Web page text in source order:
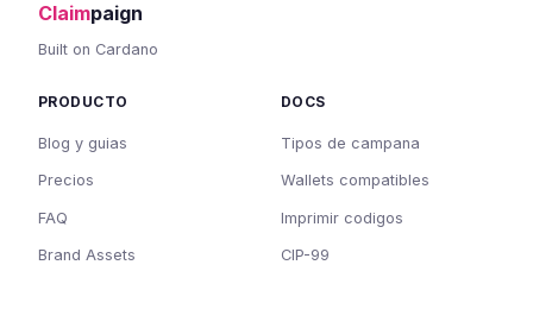
Claimpaign
Built on Cardano
PRODUCTO
Blog y guias
Precios
FAQ
Brand Assets
DOCS
Tipos de campana
Wallets compatibles
Imprimir codigos
CIP-99